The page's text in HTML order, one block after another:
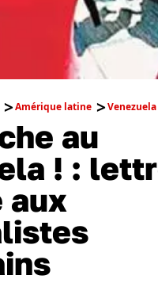
Amérique latine Venezuela
au
! :
aux